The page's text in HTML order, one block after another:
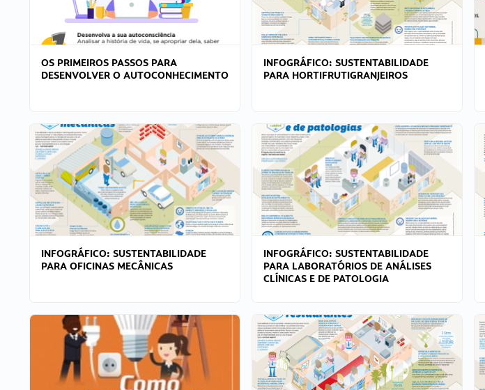
OS PRIMEIROS PASSOS PARA
DESENVOLVER O AUTOCONHECIMENTO
INFOGRÁFICO: SUSTENTABILIDADE
PARA HORTIFRUTIGRANJEIROS
INFOGRÁFICO: SUSTENTABILIDADE
PARA OFICINAS MECÂNICAS
INFOGRÁFICO: SUSTENTABILIDADE
PARA LABORATÓRIOS DE ANÁLISES
CLÍNICAS E DE PATOLOGIA